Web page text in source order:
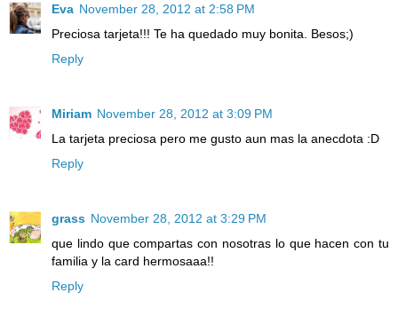
Eva November 28, 2012 at 2:58 PM
Preciosa tarjeta!!! Te ha quedado muy bonita. Besos;)
Reply
Miriam November 28, 2012 at 3:09 PM
La tarjeta preciosa pero me gusto aun mas la anecdota :D
Reply
grass November 28, 2012 at 3:29 PM
que lindo que compartas con nosotras lo que hacen con tu
familia y la card hermosaaa!!
Reply